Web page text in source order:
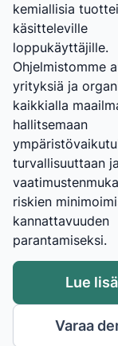
kemiallisia
käsitteleville
loppukäyttäjille.
Ohjelmistomme
yrityksiä ja
kaikkialla
hallitsemaan
turvallisuuttaan ja
riskien
kannattavuuden
parantamiseksi.
Lue
Varaa